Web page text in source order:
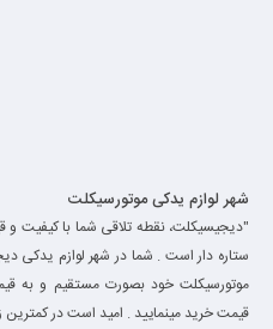
شهر لوازم یدکی موتورسیکلت
"دیجیسیکلت، نقطه تلاقی شما با کیفیت
ستاره دار است . شما در شهر لوازم یدکی
موتورسیکلت خود بصورت مستقیم و به
قیمت خرید مینمایید . امید است در